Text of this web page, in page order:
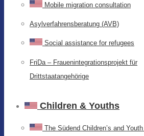
Mobile migration consultation
Asylverfahrensberatung (AVB)
Social assistance for refugees
FriDa – Frauenintegrationsprojekt für
Drittstaatangehörige
Children & Youths
The Südend Children’s and